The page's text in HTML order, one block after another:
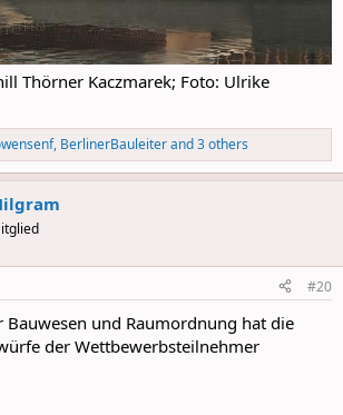
Thörner Kaczmarek; Foto: Ulrike
, BerlinerBauleiterand 3 others
#20
Bauwesen und Raumordnung hat die
der Wettbewerbsteilnehmer